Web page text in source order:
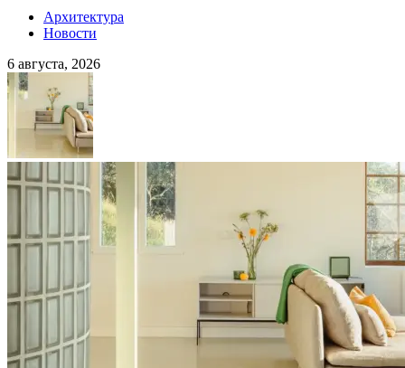
Архитектура
Новости
6 августа, 2026